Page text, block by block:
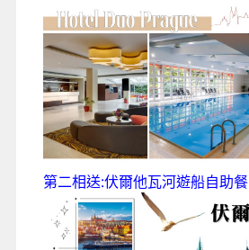
第二相送:伏爾他瓦河遊船自助餐